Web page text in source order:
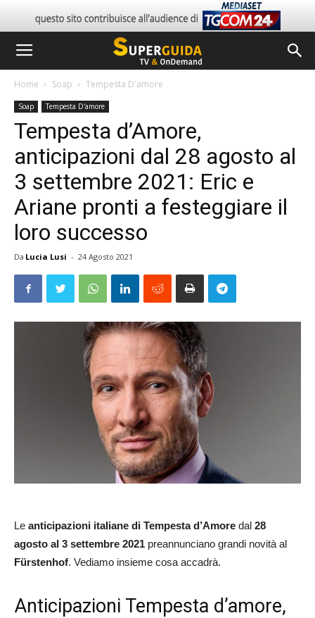
Home Soap Tempesta D'amore
Soap Tempesta D'amore
Tempesta d’Amore,
anticipazioni dal 28 agosto al
3 settembre 2021: Eric e
Ariane pronti a festeggiare il
loro successo
Da Lucia Lusi - 24 Agosto 2021
Le anticipazioni italiane di Tempesta d’Amore dal 28
agosto al 3 settembre 2021 preannunciano grandi novità al
Fürstenhof. Vediamo insieme cosa accadrà.
Anticipazioni Tempesta d’amore,